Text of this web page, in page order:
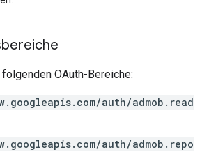
OAuth-Bereiche:
auth/admob.read
auth/admob.repo